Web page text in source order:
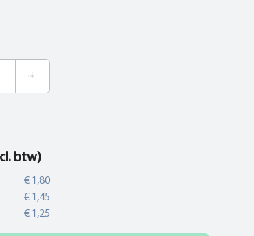
btw)
€ 1,80
€ 1,45
€ 1,25